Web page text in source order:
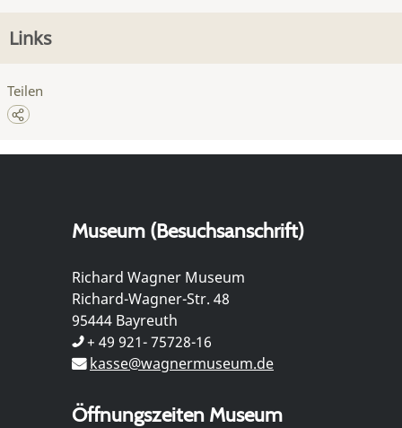
Links
Teilen
Museum (Besuchsanschrift)
Richard Wagner Museum
Richard-Wagner-Str. 48
95444 Bayreuth
+ 49 921- 75728-16
kasse@wagnermuseum.de
Öffnungszeiten Museum